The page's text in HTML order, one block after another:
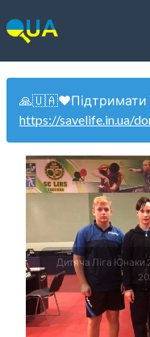
🙏🇺🇦❤️Підтримати
https://savelife.in.ua/
Дитяча Ліга Юнаки